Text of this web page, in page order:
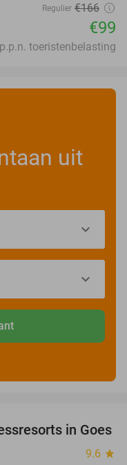
Regulier €166
€99
toeristenbelasting
uit
49%
in Goes
9.6 star